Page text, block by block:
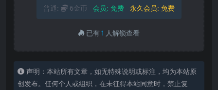
普通: 6金币 会员: 免费 永久会员: 免费
已有1 人解锁查看
声明：本站所有文章，如无特殊说明或标注，均为本站原
创发布。任何个人或组织，在未征得本站同意时，禁止复